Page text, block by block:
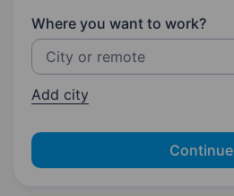
Where you want to work?
Add city
Continue